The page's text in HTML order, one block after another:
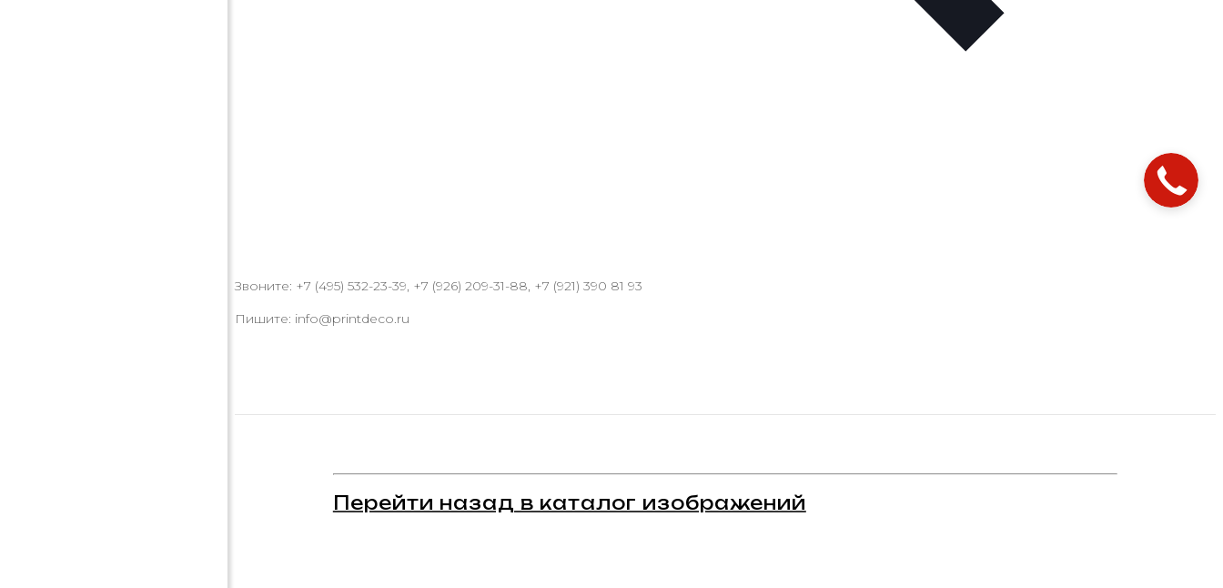
Звоните: +7 (495) 532-23-39, +7 (926) 209-31-88, +7 (921) 390 81 93
Пишите: info@printdeco.ru
Перейти назад в каталог изображений